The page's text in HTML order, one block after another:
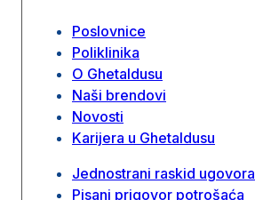
Poslovnice
Poliklinika
O Ghetaldusu
Naši brendovi
Novosti
Karijera u Ghetaldusu
Jednostrani raskid ugovora
Pisani prigovor potrošaća